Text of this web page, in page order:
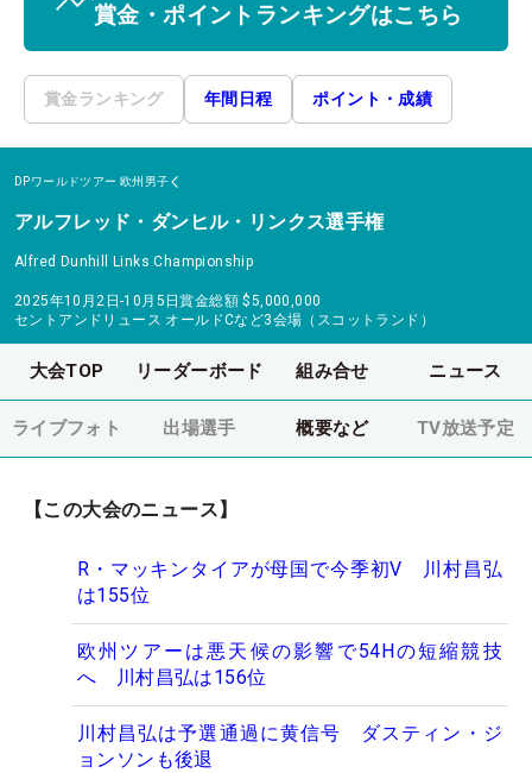
賞金・ポイントランキングはこちら
賞金ランキング 年間日程 ポイント・成績
DPワールドツアー 欧州男子
アルフレッド・ダンヒル・リンクス選手権
Alfred Dunhill Links Championship
2025年10月2日-10月5日賞金総額 $5,000,000
セントアンドリュース オールドCなど3会場（スコットランド）
大会TOP リーダーボード 組み合せ ニュース
ライブフォト 出場選手 概要など TV放送予定
【この大会のニュース】
R・マッキンタイアが母国で今季初V 川村昌弘
は155位
欧州ツアーは悪天候の影響で54Hの短縮競技
へ 川村昌弘は156位
川村昌弘は予選通過に黄信号 ダスティン・ジ
ョンソンも後退